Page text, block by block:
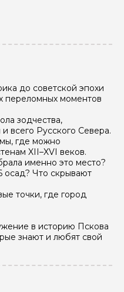
4 5 6
2 500 ₽
2 500 ₽
до советской эпохи
переломных моментов
зодчества,
всего Русского Севера.
где можно
XII–XVI веков.
именно это место?
осад? Что скрывают
точки, где город
в историю Пскова
знают и любят свой